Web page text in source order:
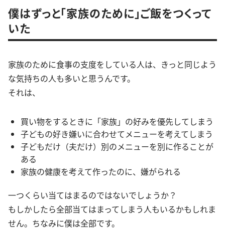
僕はずっと「家族のために」ご飯をつくって
いた
家族のために食事の支度をしている人は、きっと同じよう
な気持ちの人も多いと思うんです。
それは、
買い物をするときに「家族」の好みを優先してしまう
子どもの好き嫌いに合わせてメニューを考えてしまう
子どもだけ（夫だけ）別のメニューを別に作ることが
ある
家族の健康を考えて作ったのに、嫌がられる
一つくらい当てはまるのではないでしょうか？
もしかしたら全部当てはまってしまう人もいるかもしれま
せん。ちなみに僕は全部です。